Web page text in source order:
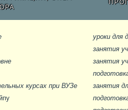
курсах при ВУЗе
уроки для
занятия
занятия
занятия